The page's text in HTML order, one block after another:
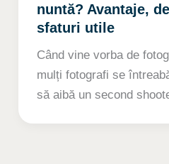
nuntă? Avantaje,
sfaturi utile
Când vine vorba de
mulți fotografi se
să aibă un second